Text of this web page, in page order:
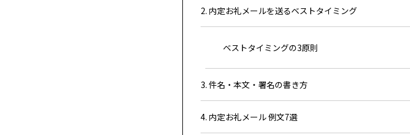
2. 内定お礼メールを送るベストタイミング
ベストタイミングの3原則
3. 件名・本文・署名の書き方
4. 内定お礼メール 例文7選